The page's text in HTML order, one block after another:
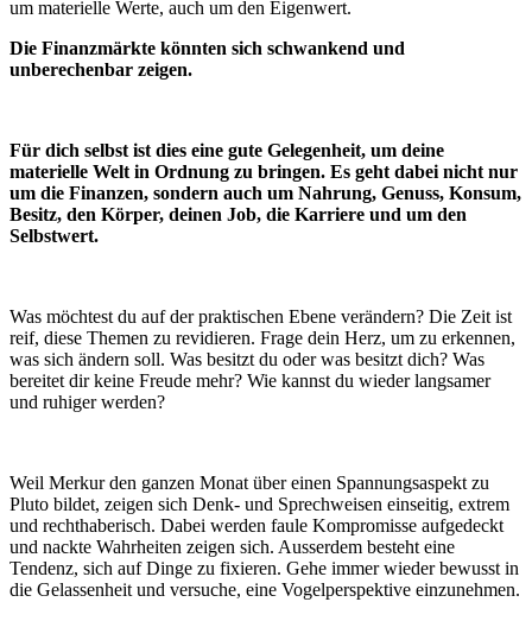
um materielle Werte, auch um den Eigenwert.
Die Finanzmärkte könnten sich schwankend und
unberechenbar zeigen.
Für dich selbst ist dies eine gute Gelegenheit, um deine
materielle Welt in Ordnung zu bringen. Es geht dabei nicht nur
um die Finanzen, sondern auch um Nahrung, Genuss, Konsum,
Besitz, den Körper, deinen Job, die Karriere und um den
Selbstwert.
Was möchtest du auf der praktischen Ebene verändern? Die Zeit ist
reif, diese Themen zu revidieren. Frage dein Herz, um zu erkennen,
was sich ändern soll. Was besitzt du oder was besitzt dich? Was
bereitet dir keine Freude mehr? Wie kannst du wieder langsamer
und ruhiger werden?
Weil Merkur den ganzen Monat über einen Spannungsaspekt zu
Pluto bildet, zeigen sich Denk- und Sprechweisen einseitig, extrem
und rechthaberisch. Dabei werden faule Kompromisse aufgedeckt
und nackte Wahrheiten zeigen sich. Ausserdem besteht eine
Tendenz, sich auf Dinge zu fixieren. Gehe immer wieder bewusst in
die Gelassenheit und versuche, eine Vogelperspektive einzunehmen.